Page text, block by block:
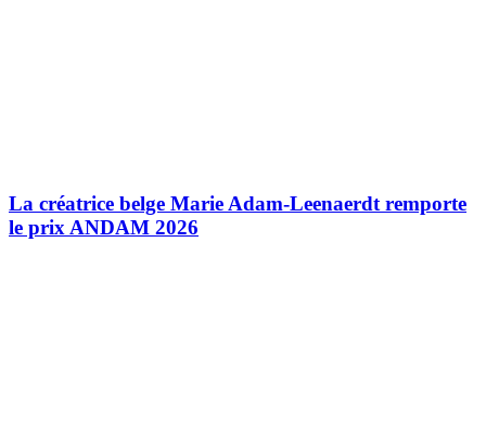
La créatrice belge Marie Adam-Leenaerdt remporte
le prix ANDAM 2026